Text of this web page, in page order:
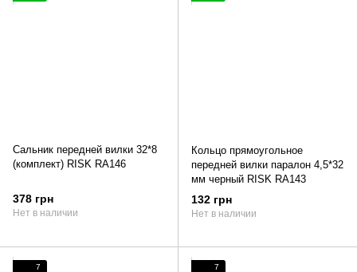
Сальник передней вилки 32*8
(комплект) RISK RA146
378 грн
Нет в наличии
Кольцо прямоугольное
передней вилки паралон 4,5*32
мм черный RISK RA143
132 грн
Нет в наличии
7
7